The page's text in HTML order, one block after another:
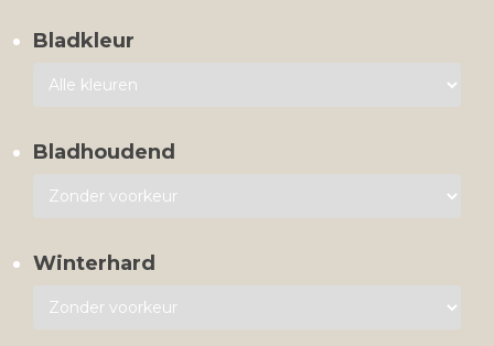
Bladkleur
Bladhoudend
Winterhard